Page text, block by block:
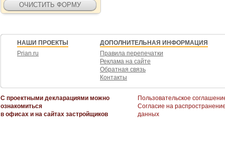
НАШИ ПРОЕКТЫ
Prian.ru
ДОПОЛНИТЕЛЬНАЯ ИНФОРМАЦИЯ
Правила перепечатки
Реклама на сайте
Обратная связь
Контакты
С проектными декларациями можно
ознакомиться
в офисах и на сайтах застройщиков
Пользовательское
Согласие на
данных